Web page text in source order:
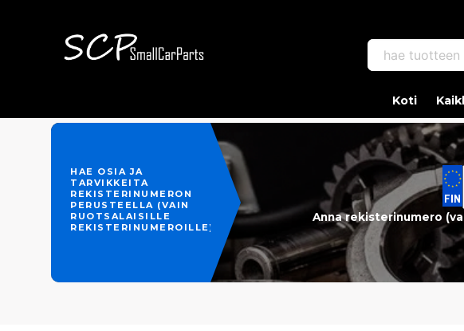
hae tuotteen tai
Koti
HAE OSIA JA
TARVIKKEITA
REKISTERINUMERON
PERUSTEELLA (VAIN
RUOTSALAISILLE
REKISTERINUMEROILLE)
Anna rekisterinumero